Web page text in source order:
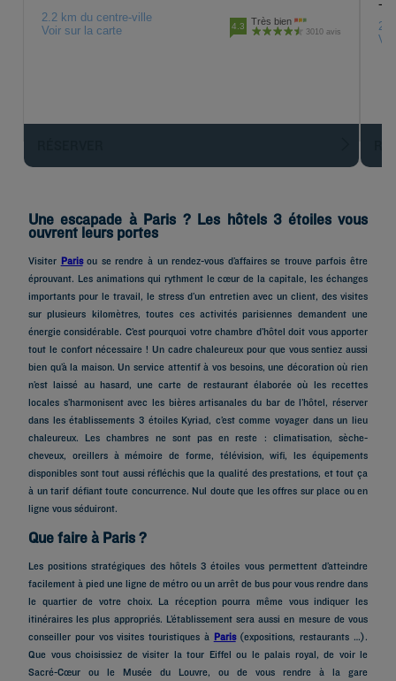
2.2 km du centre-ville
Voir sur la carte
4.3 Très bien
3010 avis
-
Une escapade à Paris ? Les hôtels 3 étoiles vous
ouvrent leurs portes
Visiter Parisou se rendre à un rendez-vous d’affaires se trouve parfois être
éprouvant. Les animations qui rythment le cœur de la capitale, les échanges
importants pour le travail, le stress d’un entretien avec un client, des visites
sur plusieurs kilomètres, toutes ces activités parisiennes demandent une
énergie considérable. C’est pourquoi votre chambre d’hôtel doit vous apporter
tout le confort nécessaire ! Un cadre chaleureux pour que vous sentiez aussi
bien qu’à la maison. Un service attentif à vos besoins, une décoration où rien
n’est laissé au hasard, une carte de restaurant élaborée où les recettes
locales s’harmonisent avec les bières artisanales du bar de l’hôtel, réserver
dans les établissements 3 étoiles Kyriad, c’est comme voyager dans un lieu
chaleureux. Les chambres ne sont pas en reste : climatisation, sèche-
cheveux, oreillers à mémoire de forme, télévision, wifi, les équipements
disponibles sont tout aussi réfléchis que la qualité des prestations, et tout ça
à un tarif défiant toute concurrence. Nul doute que les offres sur place ou en
ligne vous séduiront.
Que faire à Paris ?
Les positions stratégiques des hôtels 3 étoiles vous permettent d’atteindre
facilement à pied une ligne de métro ou un arrêt de bus pour vous rendre dans
le quartier de votre choix. La réception pourra même vous indiquer les
itinéraires les plus appropriés. L’établissement sera aussi en mesure de vous
conseiller pour vos visites touristiques à Paris(expositions, restaurants …).
Que vous choisissiez de visiter la tour Eiffel ou le palais royal, de voir le
Sacré-Cœur ou le Musée du Louvre, ou de vous rendre à la gare